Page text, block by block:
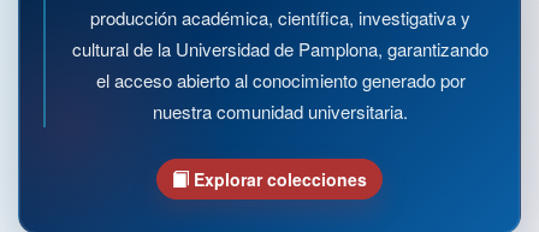
producción académica, científica, investigativa y
cultural de la Universidad de Pamplona, garantizando
el acceso abierto al conocimiento generado por
nuestra comunidad universitaria.
Explorar colecciones